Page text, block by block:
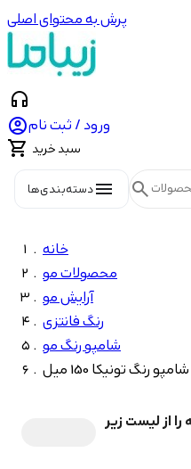
پرش به محتوای اصلی
headphones
ورود / ثبت نام
 سبد خرید
menuدسته‌بندی‌ها search
خانه
محصولات مو
آرایش مو
رنگ فانتزی
شامپو رنگ مو
شامپو رنگ تونیکا 150 میل
از لیست زیر